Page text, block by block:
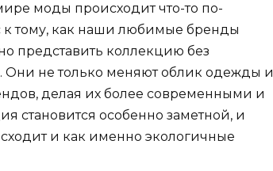
моды происходит что-то по-
к тому, как наши любимые бренды
представить коллекцию без
Они не только меняют облик одежды и
делая их более современными и
становится особенно заметной, и
и как именно экологичные